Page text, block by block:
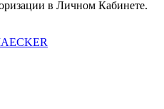
в Личном Кабинете.